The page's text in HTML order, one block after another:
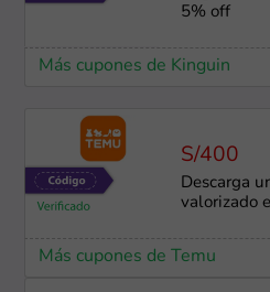
5% off
Más cupones de Kinguin
S/400
Descarga
valorizado
Más cupones de Temu